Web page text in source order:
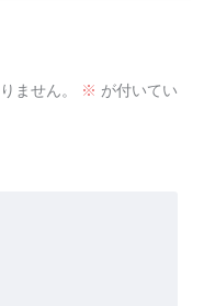
ません。 ※ が付いてい